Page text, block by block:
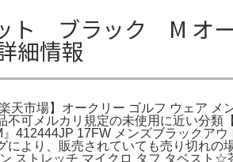
ブラック M オー
細情報
市場】オークリー ゴルフ ウェア メ
可メルカリ規定の未使用に近い分
412444JP 17FW メンズブラックア
より、販売されていても売り切れの
ストレッチ マイクロ タフ タベスト